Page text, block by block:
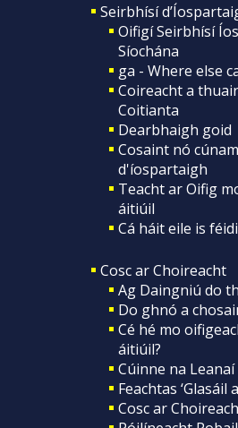
Seirbhísí
Oifigí Seirbhísí
Síochána
ga - Where else
Coireacht a
Coitianta
Dearbhaigh goid
Cosaint nó
d'íospartaigh
Teacht ar Oifig
áitiúil
Cá háit eile is
Cosc ar Choireacht
Ag Daingniú do
Do ghnó a
Cé hé mo
áitiúil?
Cúinne na Leanaí
Feachtas ‘Glasáil
Cosc ar